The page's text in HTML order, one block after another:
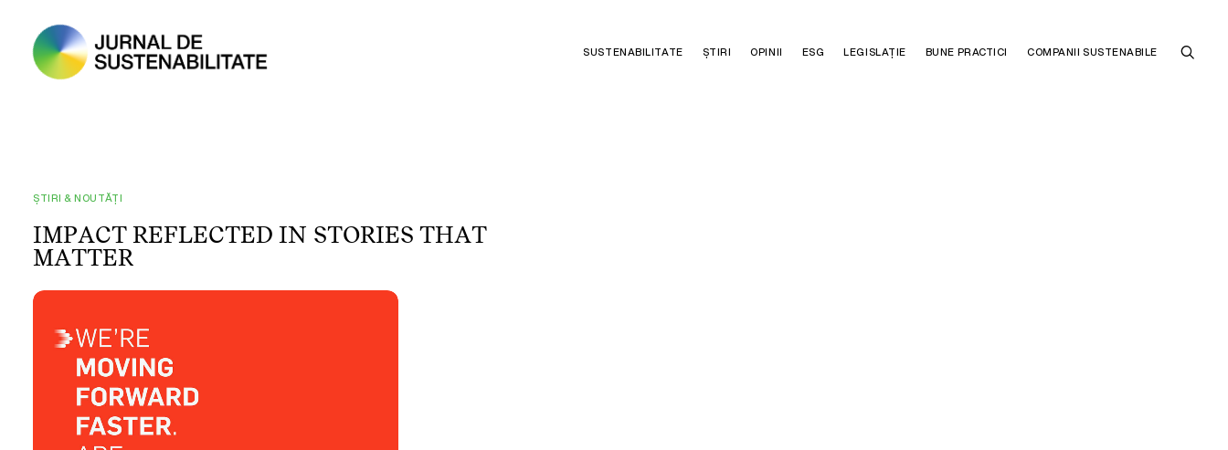
SUSTENABILITATE ȘTIRI OPINII ESG LEGISLAȚIE BUNE PRACTICI COMPANII SUSTENABILE
ȘTIRI & NOUTĂȚI
IMPACT REFLECTED IN STORIES THAT
MATTER